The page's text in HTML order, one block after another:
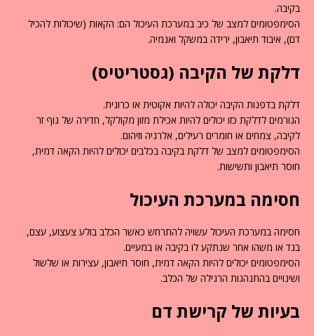
בקיבה.
הסימפטומים למצב של כיב במערכת העיכול הם: הקאות (שיכולות להכיל
דם), איבוד תיאבון, ירידה במשקל ואנמיה.
דלקת של הקיבה (גסטריטיס)
דלקת בדפנות הקיבה יכולה להיות אקוטית או כרונית.
הגורמים לדלקת כזו יכולים להיות אכילת מזון מקולקל, חדירה של גוף זר
לקיבה, צמחים או חומרים רעילים, אלרגיה וזיהום.
הסימפטומים למצב של דלקת בקיבה בכלבים יכולים להיות הקאה דמית,
חוסר תיאבון ותשישות.
חסימה במערכת העיכול
חסימה במערכת העיכול עשויה להתרחש כאשר הכלב בולע צעצוע, עצם,
בגד או משהו אחר שנתקע לו בקיבה או במעיים.
הסימפטומים יכולים להיות הקאה דמית, חוסר תיאבון, עצירות או שלשול
ושינויים בהתנהגות הרגילה של הכלב.
בעיות של קרישת דם